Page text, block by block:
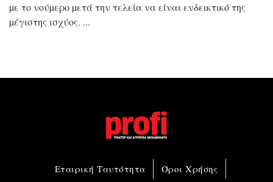
µε το νούµερο µετά την τελεία να είναι ενδεικτικό της
µέγιστης ισχύος.
Εταιρική Ταυτότητα Όροι Χρήσης